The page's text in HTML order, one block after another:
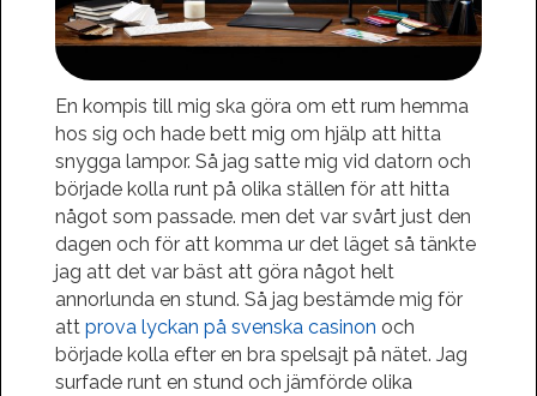
En kompis till mig ska göra om ett rum hemma
hos sig och hade bett mig om hjälp att hitta
snygga lampor. Så jag satte mig vid datorn och
började kolla runt på olika ställen för att hitta
något som passade. men det var svårt just den
dagen och för att komma ur det läget så tänkte
jag att det var bäst att göra något helt
annorlunda en stund. Så jag bestämde mig för
att prova lyckan på svenska casinon och
började kolla efter en bra spelsajt på nätet. Jag
surfade runt en stund och jämförde olika